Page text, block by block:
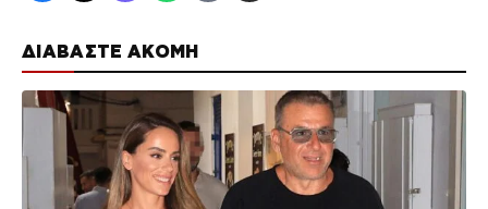
ΔΙΑΒΑΣΤΕ ΑΚΟΜΗ